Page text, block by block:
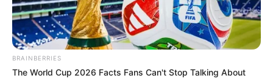
BRAINBERRIES
The World Cup 2026 Facts Fans Can't Stop Talking About